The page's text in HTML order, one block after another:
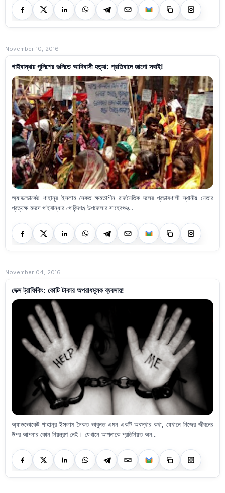
November 10, 2016
গাইবান্ধায় পুলিশের গুলিতে আদিবাসী হত্যা: প্রতিবাদে জাগো সবাই!
অ্যাডভোকেট শাহানূর ইসলাম সৈকত ক্ষমতাশীন রাজনৈতিক দলের প্রভাবশালী স্থানীয় নেতার
প্রত্যক্ষ মদদে গাইবান্ধার গোবিন্দগঞ্জ উপজেলার সাহেবগঞ্জ...
November 04, 2016
সেক্স ট্রাফিকিং: কোটি টাকার অপরাধমূলক ব্যবসায়!
অ্যাডভোকেট শাহানূর ইসলাম সৈকত ভাবুনত এমন একটি অবস্থার কথা, যেখানে নিজের জীবনের
উপর আপনার কোন নিয়ন্ত্রণ নেই। যেখানে আপনাকে প্রতিনিয়ত অন...